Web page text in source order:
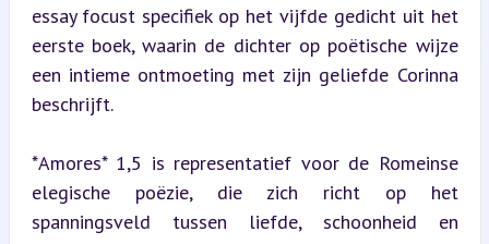
essay focust specifiek op het vijfde gedicht uit het
eerste boek, waarin de dichter op poëtische wijze
een intieme ontmoeting met zijn geliefde Corinna
beschrijft.
*Amores* 1,5 is representatief voor de Romeinse
elegische poëzie, die zich richt op het
spanningsveld tussen liefde, schoonheid en